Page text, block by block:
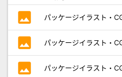
photo パッケージイラスト・
photo パッケージイラスト・
photo パッケージイラスト・